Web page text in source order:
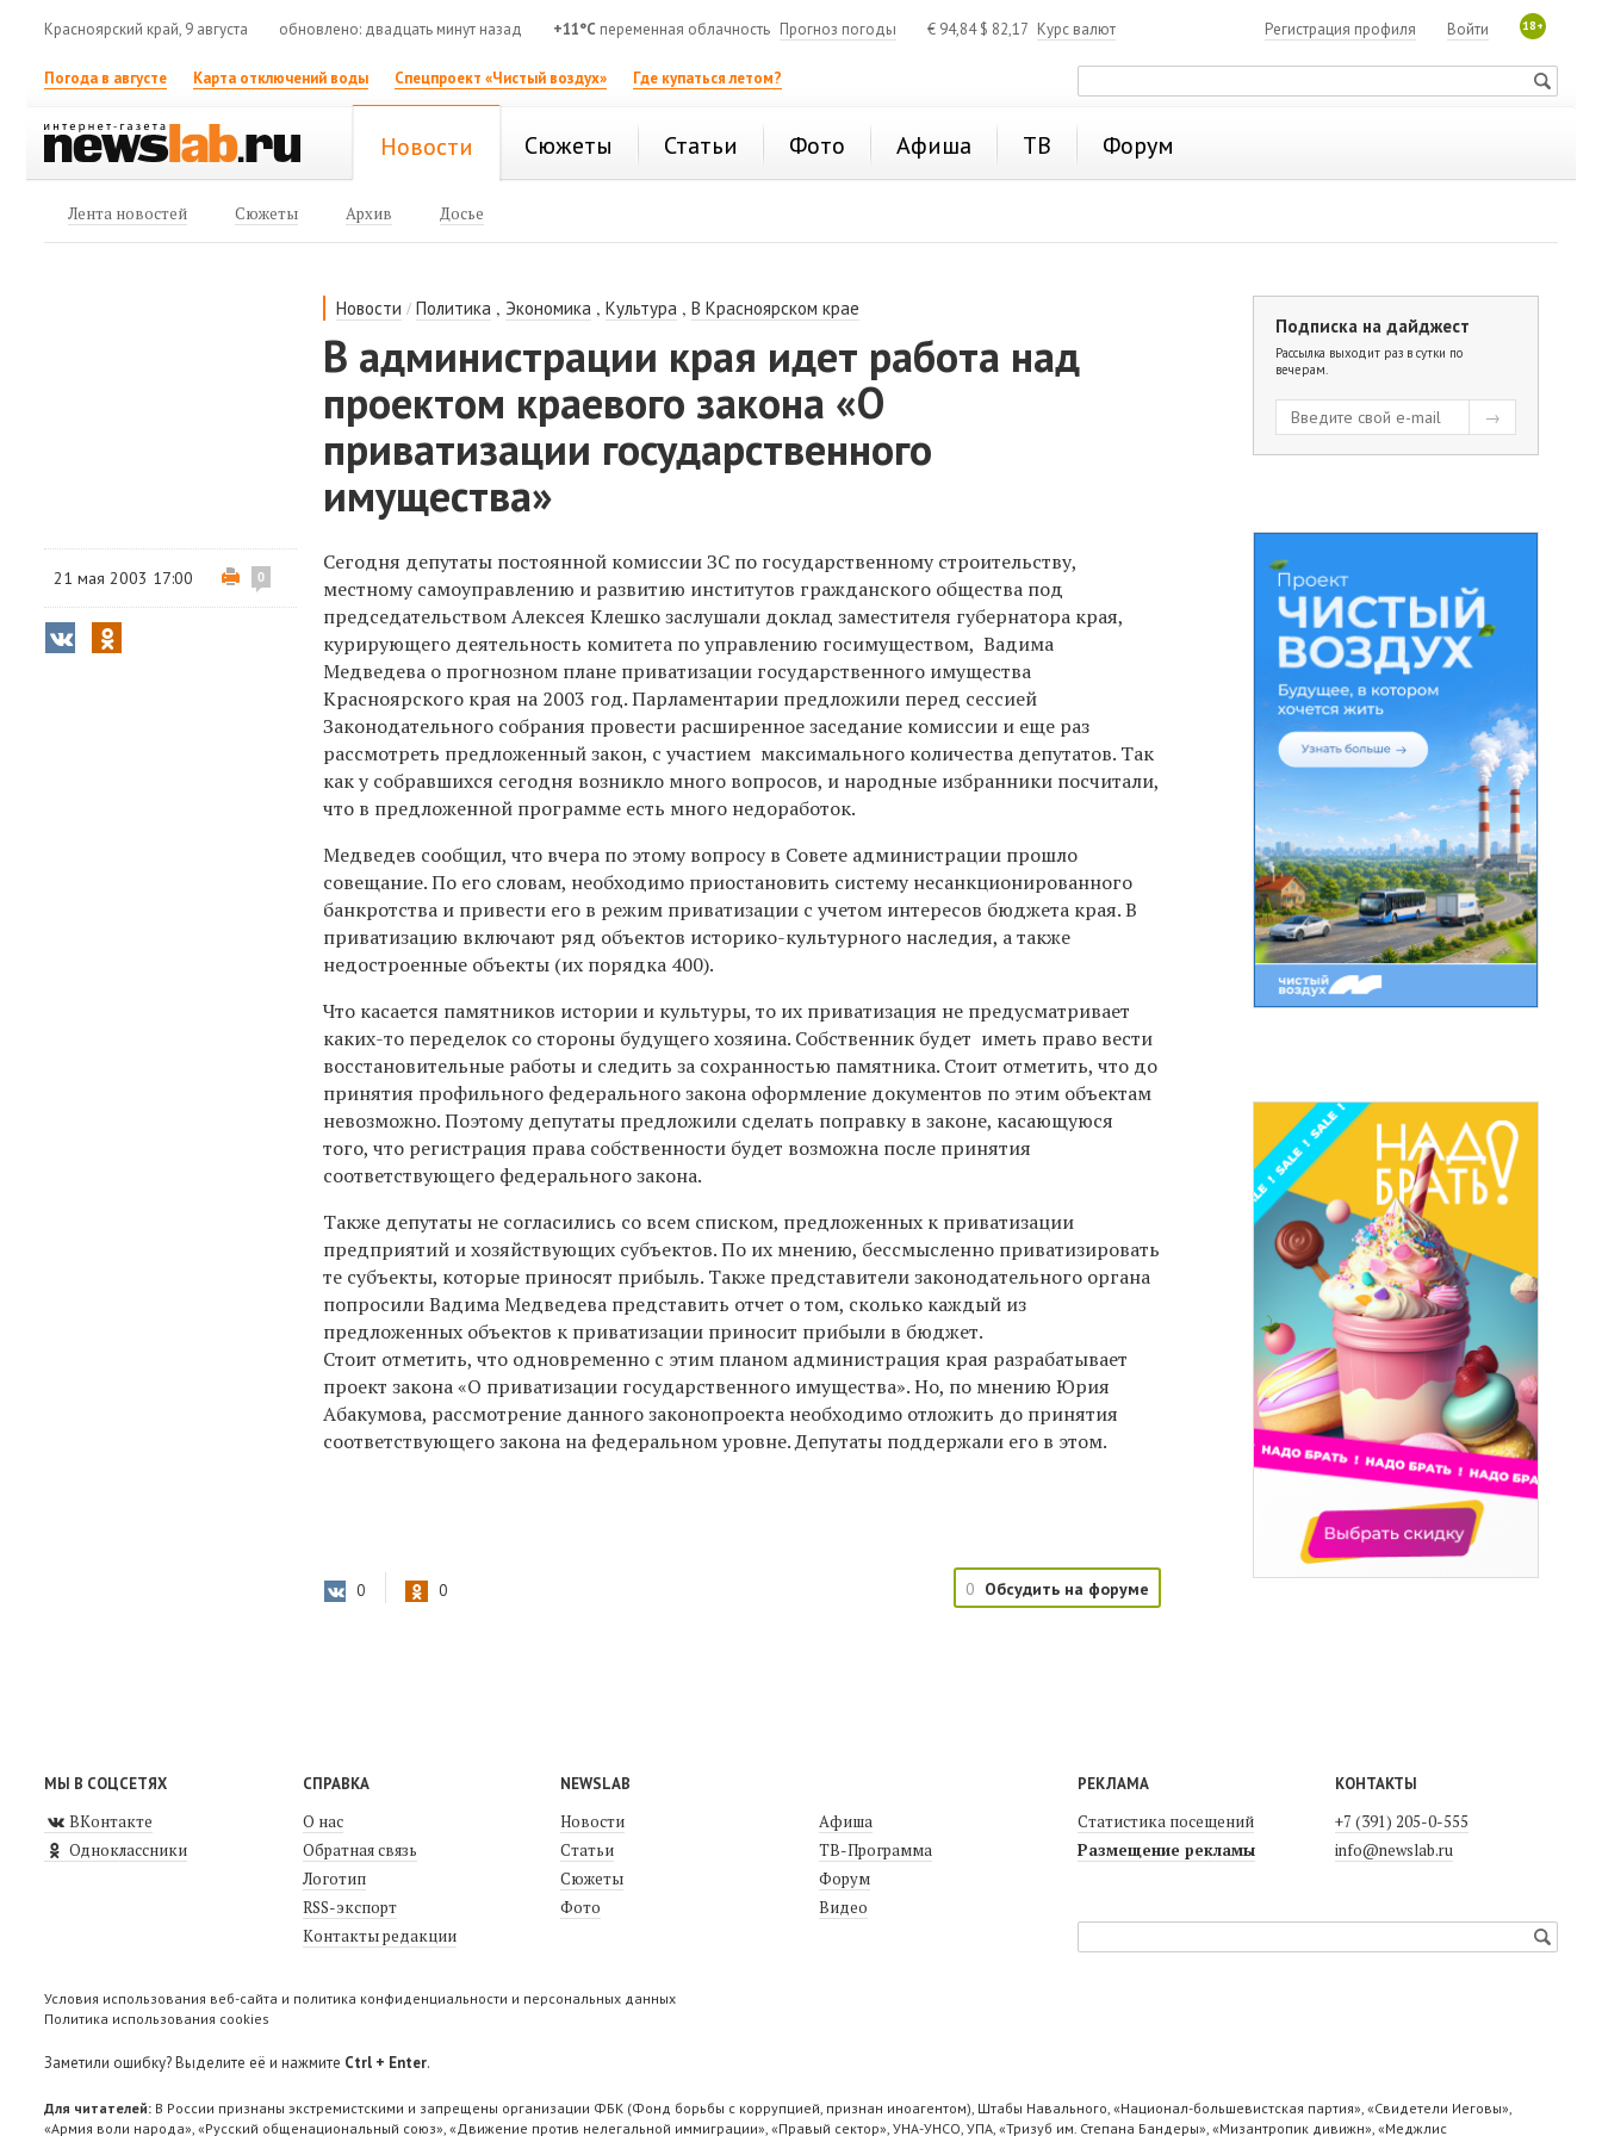
Красноярский край, 9 августа обновлено: двадцать минут назад +11°C переменная облачность Прогноз погоды € 94,84$ 82,17 Курс валют 18+
Войти
Регистрация профиля
Погода в августе Карта отключений воды Спецпроект «Чистый воздух» Где купаться летом?
Новости Сюжеты Статьи Фото Афиша ТВ Форум
Лента новостей Сюжеты Архив Досье
Новости /Политика , Экономика ,Культура ,В Красноярском крае
В администрации края идет работа над
проектом краевого закона «О
приватизации государственного
имущества»
21 мая 2003 17:00 0
Сегодня депутаты постоянной комиссии ЗС по государственному строительству,
местному самоуправлению и развитию институтов гражданского общества под
председательством Алексея Клешко заслушали доклад заместителя губернатора края,
курирующего деятельность комитета по управлению госимуществом, Вадима
Медведева о прогнозном плане приватизации государственного имущества
Красноярского края на 2003 год. Парламентарии предложили перед сессией
Законодательного собрания провести расширенное заседание комиссии и еще раз
рассмотреть предложенный закон, с участием максимального количества депутатов. Так
как у собравшихся сегодня возникло много вопросов, и народные избранники посчитали,
что в предложенной программе есть много недоработок.
Медведев сообщил, что вчера по этому вопросу в Совете администрации прошло
совещание. По его словам, необходимо приостановить систему несанкционированного
банкротства и привести его в режим приватизации с учетом интересов бюджета края. В
приватизацию включают ряд объектов историко-культурного наследия, а также
недостроенные объекты (их порядка 400).
Что касается памятников истории и культуры, то их приватизация не предусматривает
каких-то переделок со стороны будущего хозяина. Собственник будет иметь право вести
восстановительные работы и следить за сохранностью памятника. Стоит отметить, что до
принятия профильного федерального закона оформление документов по этим объектам
невозможно. Поэтому депутаты предложили сделать поправку в законе, касающуюся
того, что регистрация права собственности будет возможна после принятия
соответствующего федерального закона.
Также депутаты не согласились со всем списком, предложенных к приватизации
предприятий и хозяйствующих субъектов. По их мнению, бессмысленно приватизировать
те субъекты, которые приносят прибыль. Также представители законодательного органа
попросили Вадима Медведева представить отчет о том, сколько каждый из
предложенных объектов к приватизации приносит прибыли в бюджет.
Стоит отметить, что одновременно с этим планом администрация края разрабатывает
проект закона «О приватизации государственного имущества». Но, по мнению Юрия
Абакумова, рассмотрение данного законопроекта необходимо отложить до принятия
соответствующего закона на федеральном уровне. Депутаты поддержали его в этом.
0 0 0 Обсудить на форуме
Подписка на дайджест
Рассылка выходит раз в сутки по
вечерам.
МЫ В СОЦСЕТЯХ
ВКонтакте
Одноклассники
СПРАВКА
О нас
Обратная связь
Логотип
RSS-экспорт
Контакты редакции
NEWSLAB
Новости
Статьи
Сюжеты
Фото
Афиша
ТВ-Программа
Форум
Видео
РЕКЛАМА
Статистика посещений
Размещение рекламы
КОНТАКТЫ
+7 (391) 205-0-555
info@newslab.ru
Условия использования веб-сайта и политика конфиденциальности и персональных данных
Политика использования cookies
Заметили ошибку? Выделите её и нажмите Ctrl + Enter.
Для читателей: В России признаны экстремистскими и запрещены организации ФБК (Фонд борьбы с коррупцией, признан иноагентом), Штабы Навального, «Национал-большевистская партия», «Свидетели Иеговы»,
«Армия воли народа», «Русский общенациональный союз», «Движение против нелегальной иммиграции», «Правый сектор», УНА-УНСО, УПА, «Тризуб им. Степана Бандеры», «Мизантропик дивижн», «Меджлис